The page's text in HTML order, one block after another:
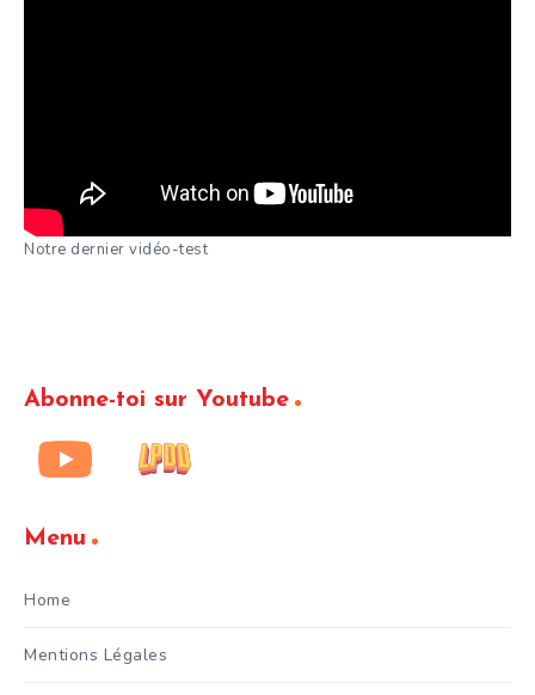
Notre dernier vidéo-test
Abonne-toi sur Youtube
Menu
Home
Mentions Légales